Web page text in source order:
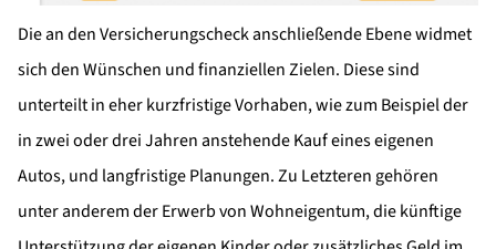
Die an den Versicherungscheck anschließende Ebene widmet
sich den Wünschen und finanziellen Zielen. Diese sind
unterteilt in eher kurzfristige Vorhaben, wie zum Beispiel der
in zwei oder drei Jahren anstehende Kauf eines eigenen
Autos, und langfristige Planungen. Zu Letzteren gehören
unter anderem der Erwerb von Wohneigentum, die künftige